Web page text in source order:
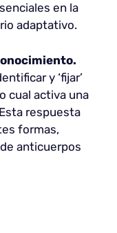
en la
adaptativo.
y ‘fijar’
cual activa una
respuesta
formas,
anticuerpos